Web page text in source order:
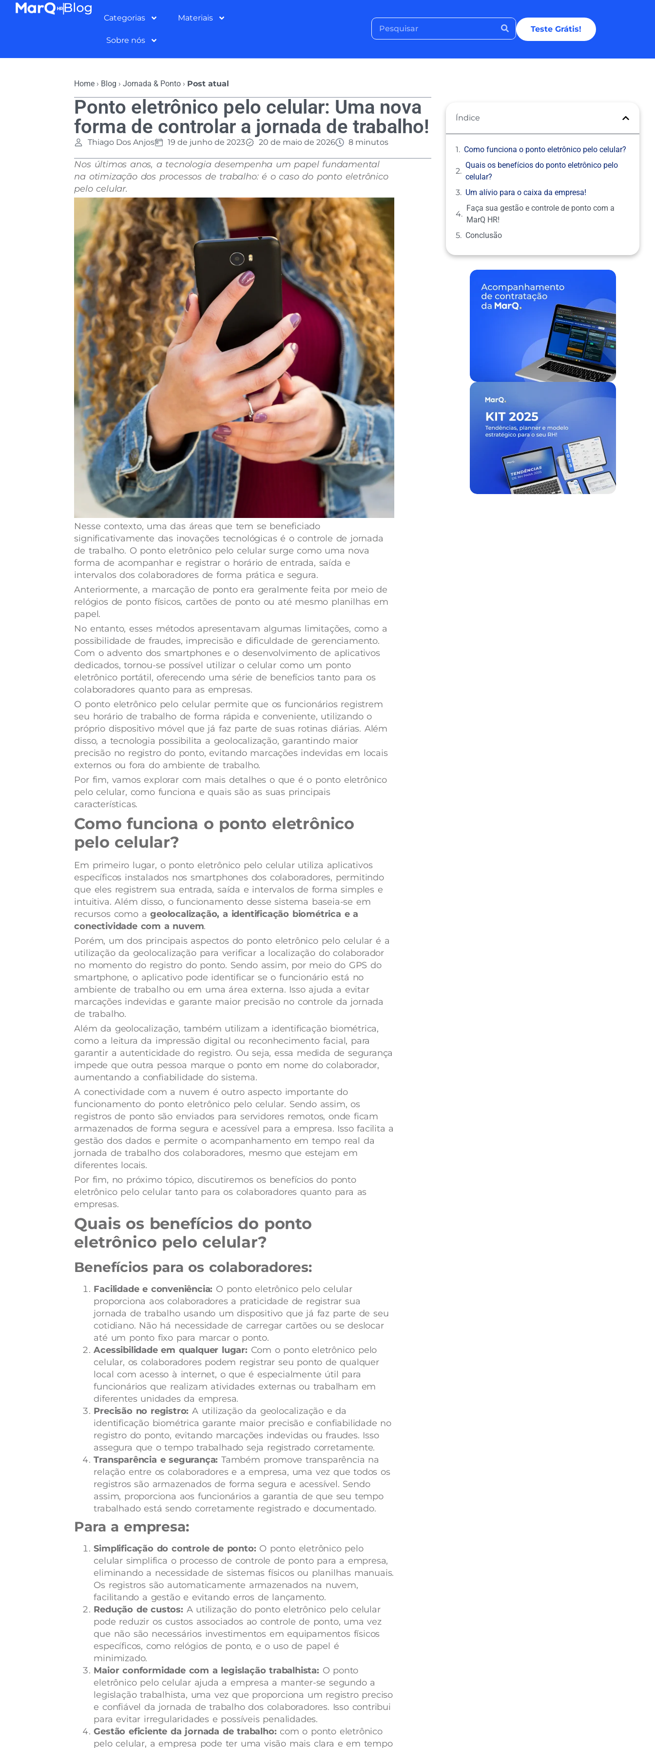
Categorias Materiais
Sobre nós
Teste Grátis!
Índice
Como funciona o ponto eletrônico pelo celular?
Quais os benefícios do ponto eletrônico pelo
celular?
Um alívio para o caixa da empresa!
Faça sua gestão e controle de ponto com a
MarQ HR!
Conclusão
Home › Blog ›Jornada & Ponto › Post atual
Ponto eletrônico pelo celular: Uma nova
forma de controlar a jornada de trabalho!
Thiago Dos Anjos 19 de junho de 2023 20 de maio de 2026 8 minutos
Nos últimos anos, a tecnologia desempenha um papel fundamental
na otimização dos processos de trabalho: é o caso do ponto eletrônico
pelo celular.
Nesse contexto, uma das áreas que tem se beneficiado
significativamente das inovações tecnológicas é o controle de jornada
de trabalho. O ponto eletrônico pelo celular surge como uma nova
forma de acompanhar e registrar o horário de entrada, saída e
intervalos dos colaboradores de forma prática e segura.
Anteriormente, a marcação de ponto era geralmente feita por meio de
relógios de ponto físicos, cartões de ponto ou até mesmo planilhas em
papel.
No entanto, esses métodos apresentavam algumas limitações, como a
possibilidade de fraudes, imprecisão e dificuldade de gerenciamento.
Com o advento dos smartphones e o desenvolvimento de aplicativos
dedicados, tornou-se possível utilizar o celular como um ponto
eletrônico portátil, oferecendo uma série de benefícios tanto para os
colaboradores quanto para as empresas.
O ponto eletrônico pelo celular permite que os funcionários registrem
seu horário de trabalho de forma rápida e conveniente, utilizando o
próprio dispositivo móvel que já faz parte de suas rotinas diárias. Além
disso, a tecnologia possibilita a geolocalização, garantindo maior
precisão no registro do ponto, evitando marcações indevidas em locais
externos ou fora do ambiente de trabalho.
Por fim, vamos explorar com mais detalhes o que é o ponto eletrônico
pelo celular, como funciona e quais são as suas principais
características.
Como funciona o ponto eletrônico
pelo celular?
Em primeiro lugar, o ponto eletrônico pelo celular utiliza aplicativos
específicos instalados nos smartphones dos colaboradores, permitindo
que eles registrem sua entrada, saída e intervalos de forma simples e
intuitiva. Além disso, o funcionamento desse sistema baseia-se em
recursos como ageolocalização, a identificação biométrica e a
conectividade com a nuvem.
Porém, um dos principais aspectos do ponto eletrônico pelo celular é a
utilização da geolocalização para verificar a localização do colaborador
no momento do registro do ponto. Sendo assim, por meio do GPS do
smartphone, o aplicativo pode identificar se o funcionário está no
ambiente de trabalho ou em uma área externa. Isso ajuda a evitar
marcações indevidas e garante maior precisão no controle da jornada
de trabalho.
Além da geolocalização, também utilizam a identificação biométrica,
como a leitura da impressão digital ou reconhecimento facial, para
garantir a autenticidade do registro. Ou seja, essa medida de segurança
impede que outra pessoa marque o ponto em nome do colaborador,
aumentando a confiabilidade do sistema.
A conectividade com a nuvem é outro aspecto importante do
funcionamento do ponto eletrônico pelo celular. Sendo assim, os
registros de ponto são enviados para servidores remotos, onde ficam
armazenados de forma segura e acessível para a empresa. Isso facilita a
gestão dos dados e permite o acompanhamento em tempo real da
jornada de trabalho dos colaboradores, mesmo que estejam em
diferentes locais.
Por fim, no próximo tópico, discutiremos os benefícios do ponto
eletrônico pelo celular tanto para os colaboradores quanto para as
empresas.
Quais os benefícios do ponto
eletrônico pelo celular?
Benefícios para os colaboradores:
Facilidade e conveniência: O ponto eletrônico pelo celular
proporciona aos colaboradores a praticidade de registrar sua
jornada de trabalho usando um dispositivo que já faz parte de seu
cotidiano. Não há necessidade de carregar cartões ou se deslocar
até um ponto fixo para marcar o ponto.
Acessibilidade em qualquer lugar: Com o ponto eletrônico pelo
celular, os colaboradores podem registrar seu ponto de qualquer
local com acesso à internet, o que é especialmente útil para
funcionários que realizam atividades externas ou trabalham em
diferentes unidades da empresa.
Precisão no registro: A utilização da geolocalização e da
identificação biométrica garante maior precisão e confiabilidade no
registro do ponto, evitando marcações indevidas ou fraudes. Isso
assegura que o tempo trabalhado seja registrado corretamente.
Transparência e segurança: Também promove transparência na
relação entre os colaboradores e a empresa, uma vez que todos os
registros são armazenados de forma segura e acessível. Sendo
assim, proporciona aos funcionários a garantia de que seu tempo
trabalhado está sendo corretamente registrado e documentado.
Para a empresa:
Simplificação do controle de ponto: O ponto eletrônico pelo
celular simplifica o processo de controle de ponto para a empresa,
eliminando a necessidade de sistemas físicos ou planilhas manuais.
Os registros são automaticamente armazenados na nuvem,
facilitando a gestão e evitando erros de lançamento.
Redução de custos: A utilização do ponto eletrônico pelo celular
pode reduzir os custos associados ao controle de ponto, uma vez
que não são necessários investimentos em equipamentos físicos
específicos, como relógios de ponto, e o uso de papel é
minimizado.
Maior conformidade com a legislação trabalhista: O ponto
eletrônico pelo celular ajuda a empresa a manter-se segundo a
legislação trabalhista, uma vez que proporciona um registro preciso
e confiável da jornada de trabalho dos colaboradores. Isso contribui
para evitar irregularidades e possíveis penalidades.
Gestão eficiente da jornada de trabalho: com o ponto eletrônico
pelo celular, a empresa pode ter uma visão mais clara e em tempo